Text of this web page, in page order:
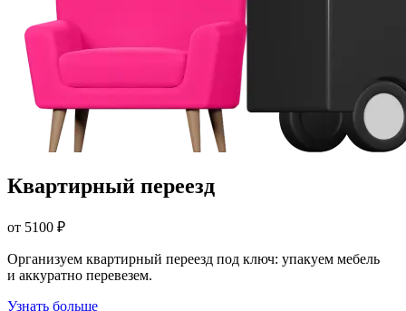
Квартирный переезд
от 5100 ₽
Организуем квартирный переезд под ключ: упакуем мебель
и аккуратно перевезем.
Узнать больше